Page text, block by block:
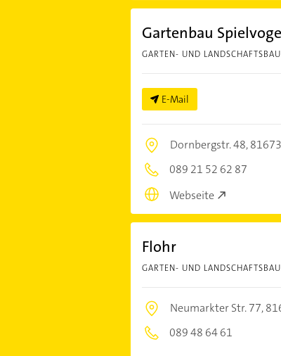
Gartenbau
GARTEN- UND LANDSCHAFTSBAU
E-Mail
Dornbergstr. 48,
089 21 52 62 87
Webseite
Flohr
GARTEN- UND LANDSCHAFTSBAU
Neumarkter Str. 77,
089 48 64 61